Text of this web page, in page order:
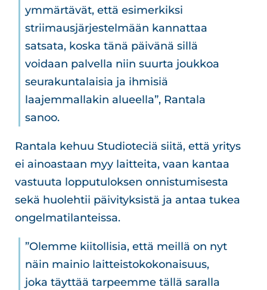
ymmärtävät, että esimerkiksi
striimausjärjestelmään kannattaa
satsata, koska tänä päivänä sillä
voidaan palvella niin suurta joukkoa
seurakuntalaisia ja ihmisiä
laajemmallakin alueella”, Rantala
sanoo.
Rantala kehuu Studioteciä siitä, että yritys
ei ainoastaan myy laitteita, vaan kantaa
vastuuta lopputuloksen onnistumisesta
sekä huolehtii päivityksistä ja antaa tukea
ongelmatilanteissa.
”Olemme kiitollisia, että meillä on nyt
näin mainio laitteistokokonaisuus,
joka täyttää tarpeemme tällä saralla